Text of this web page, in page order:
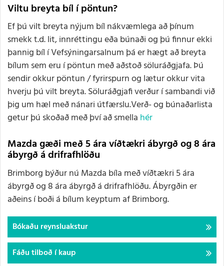
Viltu breyta bíl í pöntun?
Ef þú vilt breyta nýjum bíl nákvæmlega að þínum
smekk t.d. lit, innréttingu eða búnaði og þú finnur ekki
þannig bíl í Vefsýningarsalnum þá er hægt að breyta
bílum sem eru í pöntun með aðstoð söluráðgjafa. Þú
sendir okkur pöntun / fyrirspurn og lætur okkur vita
hverju þú vilt breyta. Söluráðgjafi verður í sambandi við
þig um hæl með nánari útfærslu.Verð- og búnaðarlista
getur þú skoðað með því að smella hér
Mazda gæði með 5 ára víðtækri ábyrgð og 8 ára
ábyrgð á drifrafhlöðu
Brimborg býður nú Mazda bíla með víðtækri 5 ára
ábyrgð og 8 ára ábyrgð á drifrafhlöðu. Ábyrgðin er
aðeins í boði á bílum keyptum af Brimborg.
Bókaðu reynsluakstur
Fáðu tilboð í kaup